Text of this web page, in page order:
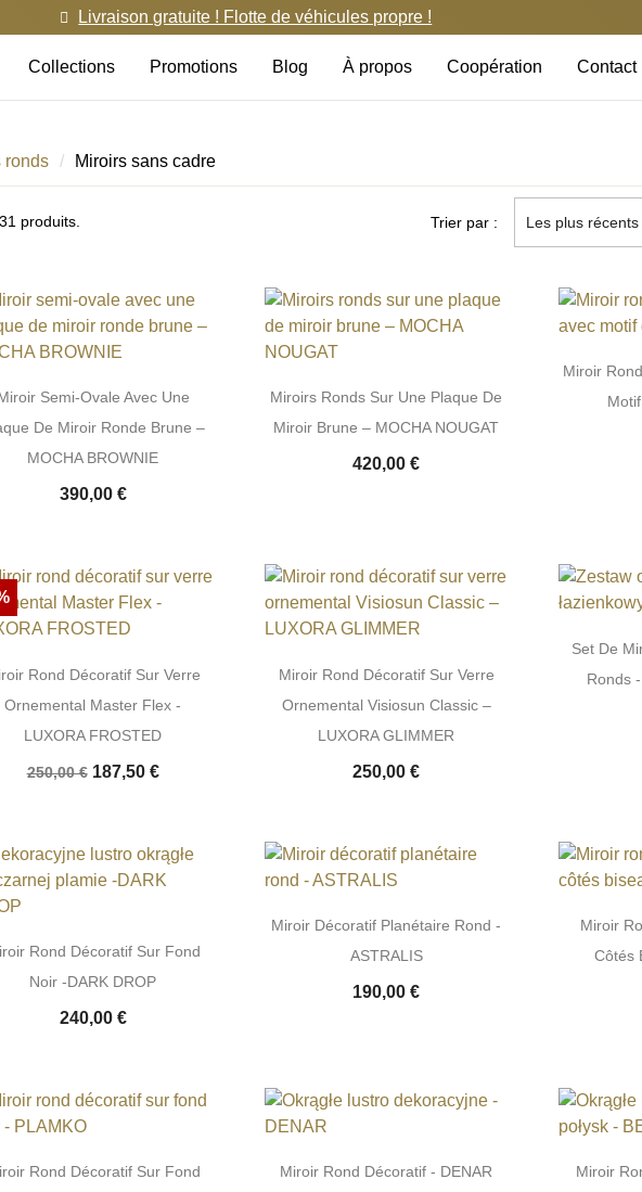
Livraison gratuite ! Flotte de véhicules propre !
Collections Promotions Blog À propos Coopération Contact
ronds Miroirs sans cadre
produits. Trier par : Les plus récents
Semi-Ovale Avec Une
De Miroir Ronde Brune –
MOCHA BROWNIE
390,00 €
Miroirs Ronds Sur Une Plaque De
Miroir Brune – MOCHA NOUGAT
420,00 €
Miroir
Rond Décoratif Sur Verre
Ornemental Master Flex -
LUXORA FROSTED
250,00 € 187,50 €
Miroir Rond Décoratif Sur Verre
Ornemental Visiosun Classic –
LUXORA GLIMMER
250,00 €
Set De
Ronds
Rond Décoratif Sur Fond
Noir -DARK DROP
240,00 €
Miroir Décoratif Planétaire Rond -
ASTRALIS
190,00 €
Miroir
Côtés
Rond Décoratif Sur Fond
Miroir Rond Décoratif - DENAR
Miroir